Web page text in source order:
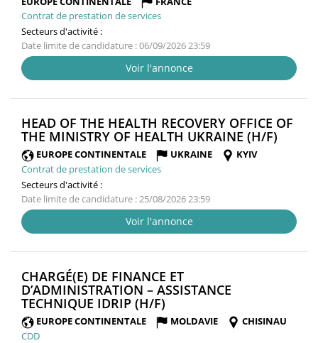
Contrat de prestation de services
Secteurs d'activité :
Date limite de candidature : 06/09/2026 23:59
Voir l'annonce
HEAD OF THE HEALTH RECOVERY OFFICE OF
THE MINISTRY OF HEALTH UKRAINE (H/F)
EUROPE CONTINENTALE UKRAINE
KYIV
Contrat de prestation de services
Secteurs d'activité :
Date limite de candidature : 25/08/2026 23:59
Voir l'annonce
CHARGÉ(E) DE FINANCE ET
D’ADMINISTRATION – ASSISTANCE
TECHNIQUE IDRIP (H/F)
FENÊTRE)
EUROPE CONTINENTALE MOLDAVIE
CHISINAU
CDD